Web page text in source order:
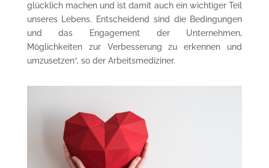
glücklich machen und ist damit auch ein wichtiger Teil
unseres Lebens. Entscheidend sind die Bedingungen
und das Engagement der Unternehmen,
Möglichkeiten zur Verbesserung zu erkennen und
umzusetzen“, so der Arbeitsmediziner.